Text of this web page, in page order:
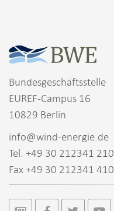
Bundesgeschäftsstelle
EUREF-Campus 16
10829 Berlin
info@wind-energie.de
Tel. +49 30 212341 210
Fax +49 30 212341 410